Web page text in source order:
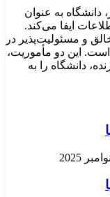
دانشگاه به عنوان
ایفا می‌کند.
و مسئولیت‌پذیر در
است. این دو مأموریت،
دانشگاه را به